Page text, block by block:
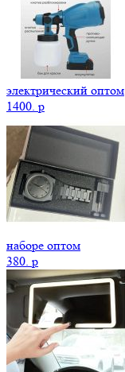
электрический оптом
1400. p
наборе оптом
380. p